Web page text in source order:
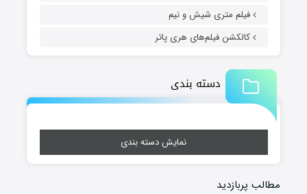
فیلم متری شیش و نیم
کالکشن فیلم‌های هری پاتر
دسته بندی
نمایش دسته بندی
مطالب پربازدید